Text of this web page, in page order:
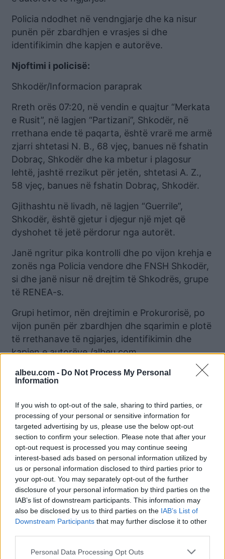
albeu.com - Do Not Process My Personal
Information
If you wish to opt-out of the sale, sharing to third parties, or
processing of your personal or sensitive information for
targeted advertising by us, please use the below opt-out
section to confirm your selection. Please note that after your
opt-out request is processed you may continue seeing
interest-based ads based on personal information utilized by
us or personal information disclosed to third parties prior to
your opt-out. You may separately opt-out of the further
disclosure of your personal information by third parties on the
IAB’s list of downstream participants. This information may
also be disclosed by us to third parties on the IAB’s List of
Downstream Participants that may further disclose it to other
Personal Data Processing Opt Outs
Policia ndodhet në vendngjarje dhe ka nisur
punën për zbardhjen e vrasjes si dhe
identifikimin dhe kapjen e autorëve.
Njoftimi i policisë:
Shkodër/Informacion paraprak
Rreth orës 07:20, në vendin e quajtur “Merkata
e Rusit”, në lagjen “Partizani”, Shkodër, në
rrethana ende të paqarta, është vrarë me armë
zjarri shtetasi N. B., 68 vjeç, banues në fshatin
Dobraç, Shkodër dhe ka mbetur i plagosur
lehtë, jashtë rrezikut për jetën, shtetasi A. Z.,
58 vjeç, banues në fshatin Dobraç, Shkodër.
Gjithashtu në livadh, në lagjen “Guerrile”,
Shkodër, është gjetur i djegur një mjet që
dyshohet të jetë përdorur nga autorët.
Janë ngritur pika kontrolli dhe po vijon krehja e
zonës nga Policia vendore dhe FNSH Shkodër,
si dhe janë nisur në drejtim të Shkodrës, grupe
të RENEA-s.
Grupi hetimor, nën drejtimin e Prokurorisë, po
vijon punën për zbardhjen dhe sqarimin e plotë
të rrethanave të ngjarjes, identifikimin dhe
kapjen e autorëve./albeu.com
Lajme të ngjashme:
Del fotoja, ky është Naim
Bajri që u ekzekutua me 7
plumba mëngjesin e
sotëm në Shkodër
Vranë Naim Bajrin dhe
plagosën punëtorin e tij,
dalin pamjet e makinës së
djegur që autorët
përdorën për krimin
(VIDEO)